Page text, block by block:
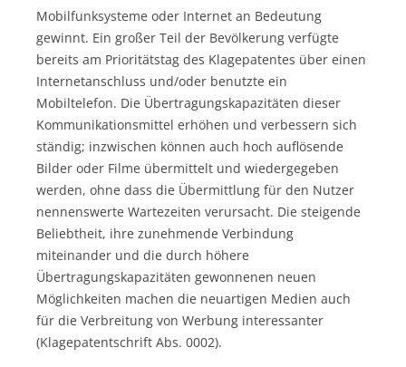
Mobilfunksysteme oder Internet an Bedeutung
gewinnt. Ein großer Teil der Bevölkerung verfügte
bereits am Prioritätstag des Klagepatentes über einen
Internetanschluss und/oder benutzte ein
Mobiltelefon. Die Übertragungskapazitäten dieser
Kommunikationsmittel erhöhen und verbessern sich
ständig; inzwischen können auch hoch auflösende
Bilder oder Filme übermittelt und wiedergegeben
werden, ohne dass die Übermittlung für den Nutzer
nennenswerte Wartezeiten verursacht. Die steigende
Beliebtheit, ihre zunehmende Verbindung
miteinander und die durch höhere
Übertragungskapazitäten gewonnenen neuen
Möglichkeiten machen die neuartigen Medien auch
für die Verbreitung von Werbung interessanter
(Klagepatentschrift Abs. 0002).